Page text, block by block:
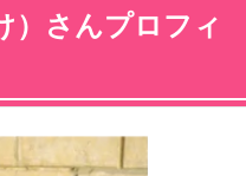
）さんプロフィ